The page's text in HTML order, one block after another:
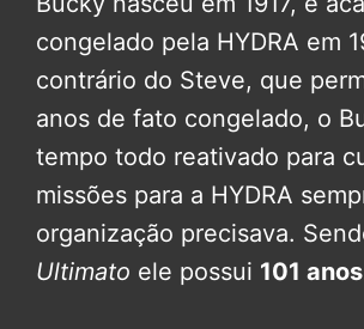
congelado pela HYDRA em
contrário do Steve, que
anos de fato congelado, o
tempo todo reativado para
missões para a HYDRA
organização precisava.
Ultimato ele possui 101 anos